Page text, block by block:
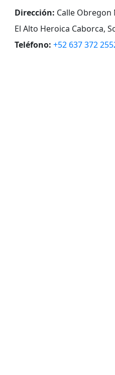
Dirección: Calle Obregon
El Alto Heroica Caborca,
Teléfono: +52 637 372